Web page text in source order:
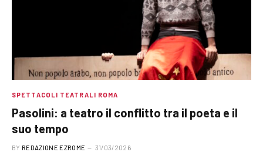
SPETTACOLI TEATRALI ROMA
Pasolini: a teatro il conflitto tra il poeta e il
suo tempo
BY REDAZIONE EZROME 31/03/2026